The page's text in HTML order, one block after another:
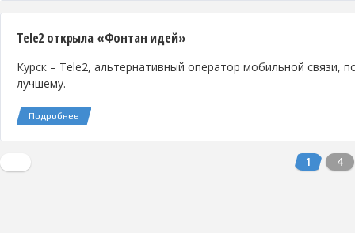
Tele2 открыла «Фонтан идей»
Курск – Tele2, альтернативный оператор мобильной связи,
лучшему.
Подробнее
1 4